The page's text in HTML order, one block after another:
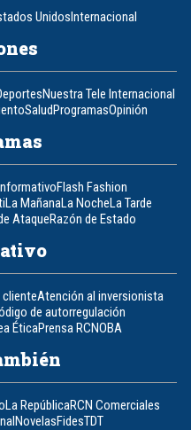
UnidosInternacional
Nuestra Tele Internacional
SaludProgramasOpinión
Flash Fashion
La MañanaLa NocheLa Tarde
AtaqueRazón de Estado
Atención al inversionista
de autorregulación
ÉticaPrensa RCNOBA
La RepúblicaRCN Comerciales
NovelasFidesTDT